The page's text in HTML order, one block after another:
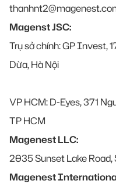
Magenst JSC:
Trụ sở chính: GP Invest,
Dừa, Hà Nội
VP HCM: D-Eyes, 371
TP HCM
Magenest LLC:
2035 Sunset Lake Road,
Magenest